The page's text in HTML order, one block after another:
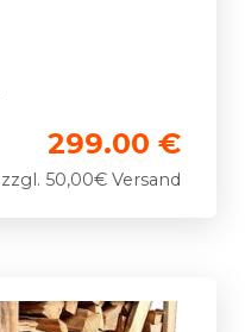
299.00 €
zzgl. 50,00€ Versand